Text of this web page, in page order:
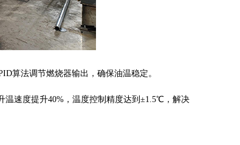
算法调节燃烧器输出，确保油温稳定。
温速度提升40%，温度控制精度达到±1.5℃，解决